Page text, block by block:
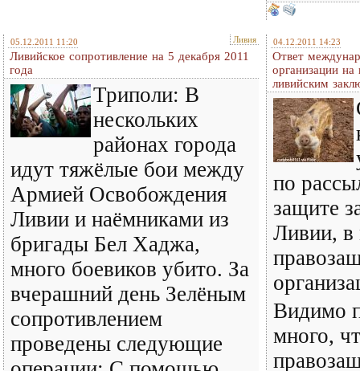
05.12.2011 11:20 Ливия
Ливийское сопротивление на 5 декабря 2011
года
Триполи: В
нескольких
районах города
идут тяжёлые бои между
Армией Освобождения
Ливии и наёмниками из
бригады Бел Хаджа,
много боевиков убито. За
вчерашний день Зелёным
сопротивлением
проведены следующие
04.12.2011 14:23
Ответ
организации
ливийским
по
защите
Ливии, в
Видимо
много,